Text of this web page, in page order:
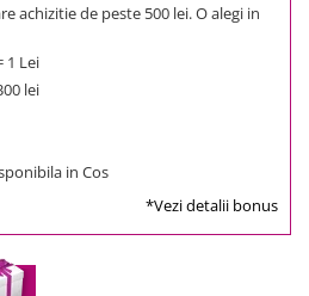
achizitie de peste 500 lei. O alegi in
1 Lei
lei
in Cos
*Vezi detalii bonus